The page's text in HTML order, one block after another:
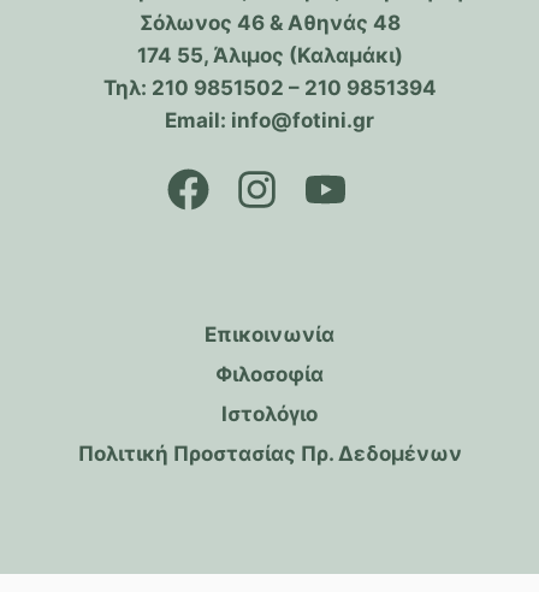
Σόλωνος 46 & Αθηνάς 48
174 55, Άλιμος (Καλαμάκι)
Τηλ: 210 9851502 – 210 9851394
Email: info@fotini.gr
Επικοινωνία
Φιλοσοφία
Ιστολόγιο
Πολιτική Προστασίας Πρ. Δεδομένων